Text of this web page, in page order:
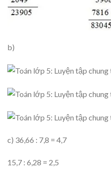
b)
c) 36,66 : 7,8 = 4,7
15,7 : 6,28 = 2,5